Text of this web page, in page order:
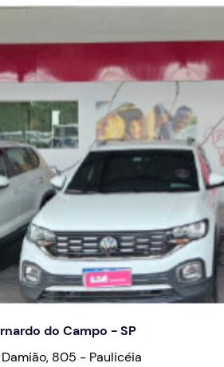
do Campo - SP
Damião, 805 - Paulicéia